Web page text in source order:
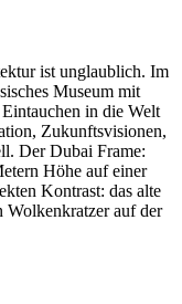
ist unglaublich. Im
Museum mit
in die Welt
Zukunftsvisionen,
Der Dubai Frame:
Höhe auf einer
Kontrast: das alte
Wolkenkratzer auf der